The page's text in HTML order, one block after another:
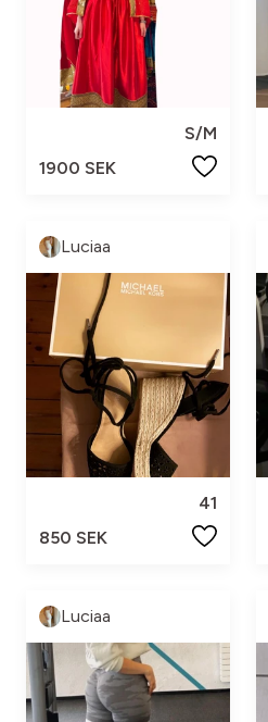
S/M
1900 SEK
Luciaa
41
850 SEK
Luciaa